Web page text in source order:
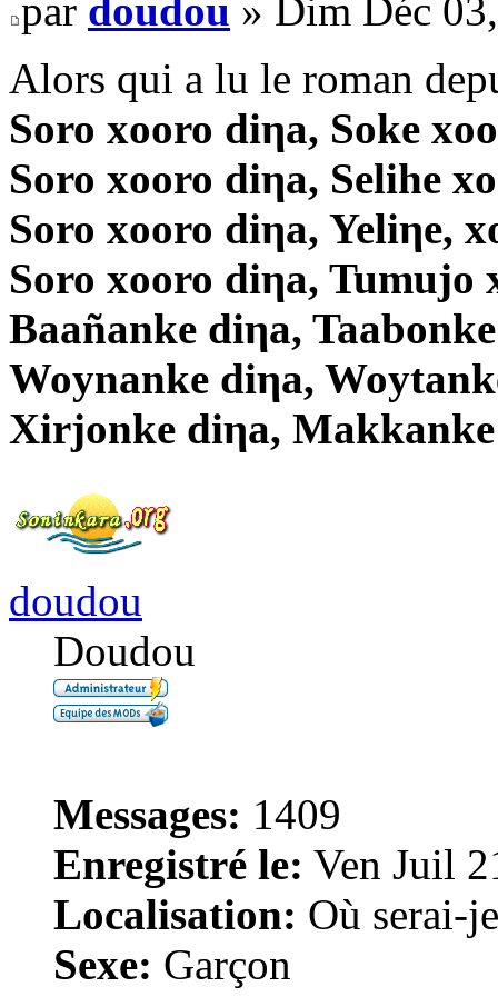
par doudou » Dim Déc
Alors qui a lu le roman
Soro xooro diηa, Soke
Soro xooro diηa, Selihe
Soro xooro diηa, Yeliηe,
Soro xooro diηa, Tumujo
Baañanke diηa,
Woynanke diηa,
Xirjonke diηa,
doudou
Doudou
Messages: 1409
Enregistré le: Ven Juil
Localisation: Où serai-
Sexe: Garçon